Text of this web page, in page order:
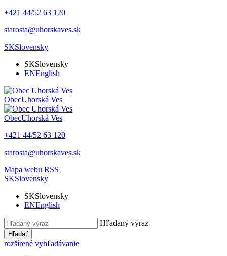
+421 44/52 63 120
starosta@uhorskaves.sk
SKSlovensky
SKSlovensky
ENEnglish
ObecUhorská Ves
ObecUhorská Ves
+421 44/52 63 120
starosta@uhorskaves.sk
Mapa webu RSS
SKSlovensky
SKSlovensky
ENEnglish
Hľadaný výraz
Hľadať
rozšírené vyhľadávanie